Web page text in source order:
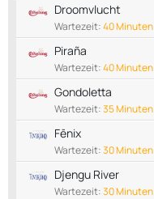
Droomvlucht
Wartezeit:40 Minuten
Piraña
Wartezeit:40 Minuten
Gondoletta
Wartezeit:35 Minuten
Fēnix
Wartezeit:30 Minuten
Djengu River
Wartezeit:30 Minuten